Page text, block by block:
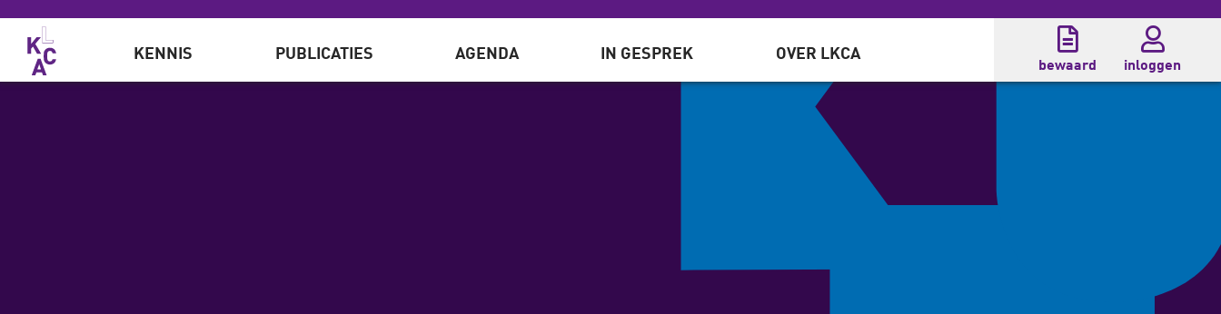
Overslaan en naar de inhoud gaan
KENNIS PUBLICATIES AGENDA IN GESPREK OVER LKCA
bewaard inloggen